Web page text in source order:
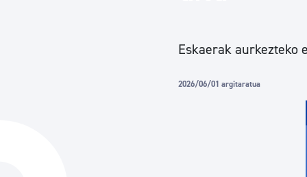
Eskaerak aurkezteko
2026/06/01 argitaratua